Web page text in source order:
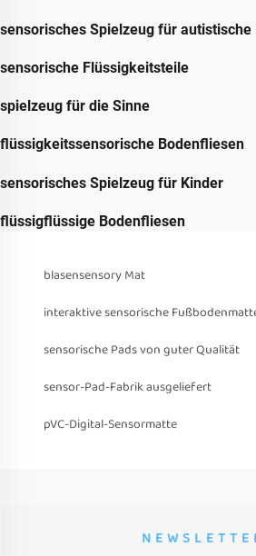
sensorisches Spielzeug für autistische
sensorische Flüssigkeitsteile
spielzeug für die Sinne
flüssigkeitssensorische Bodenfliesen
sensorisches Spielzeug für Kinder
flüssigflüssige Bodenfliesen
blasensensory Mat
interaktive sensorische
sensorische Pads von guter Qualität
sensor-Pad-Fabrik ausgeliefert
pVC-Digital-Sensormatte